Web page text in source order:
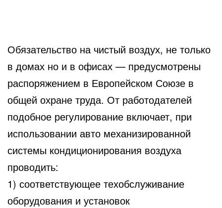
Обязательство на чистый воздух, не только
в домах но и в офисах — предусмотрены
распоряжением в Европейском Союзе в
общей охране труда. От работодателей
подобное регулирование включает, при
использовании авто механизированной
системы кондиционирования воздуха
проводить:
1) соответствующее техобслуживание
оборудования и установок